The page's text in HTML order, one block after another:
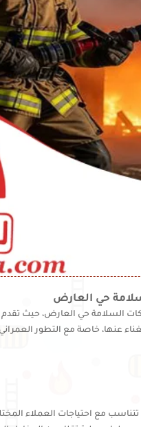
حي العارض
حي العارض، حيث تقدم
عنها، خاصة مع التطور
احتياجات العملاء